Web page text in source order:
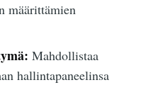
määrittämien
Mahdollistaa
hallintapaneelinsa